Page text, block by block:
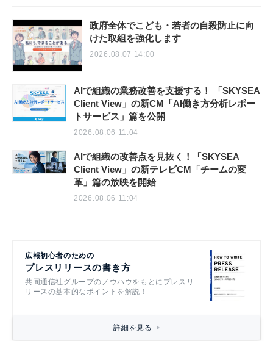
政府全体でこども・若者の自殺防止に向
けた取組を強化します
2026.08.07 14:00
AIで組織の業務改善を支援する！ 「SKYSEA
Client View」の新CM「AI働き方分析レポー
トサービス」篇を公開
2026.08.06 11:04
AIで組織の改善点を見抜く！「SKYSEA
Client View」の新テレビCM「チームの変
革」篇の放映を開始
2026.08.06 11:04
広報初心者のための
プレスリリースの書き方
共同通信社グループのノウハウをもとにプレスリ
リースの基本的なポイントを解説！
詳細を見る